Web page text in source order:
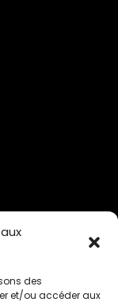
des
et/ou accéder aux